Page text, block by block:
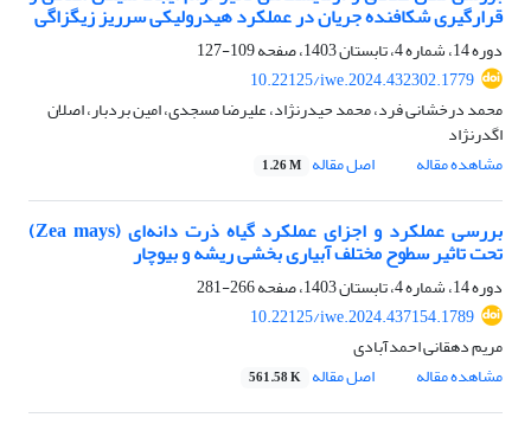
قرارگیری شکافنده جریان در عملکرد هیدرولیکی سرریز زیگزاگی
دوره 14، شماره 4، تابستان 1403، صفحه
109-127
10.22125/iwe.2024.432302.1779
محمد درخشانی فرد، محمد حیدرنژاد، علیرضا مسجدی، امین بردبار، اصلان
اگدرنژاد
مشاهده مقاله
اصل مقاله 1.26 M
بررسی عملکرد و اجزای عملکرد گیاه ذرت دانه‌ای (Zea mays)
تحت تاثیر سطوح مختلف آبیاری بخشی ریشه و بیوچار
دوره 14، شماره 4، تابستان 1403، صفحه
266-281
10.22125/iwe.2024.437154.1789
مریم دهقانی احمدآبادی
مشاهده مقاله
اصل مقاله 561.58 K